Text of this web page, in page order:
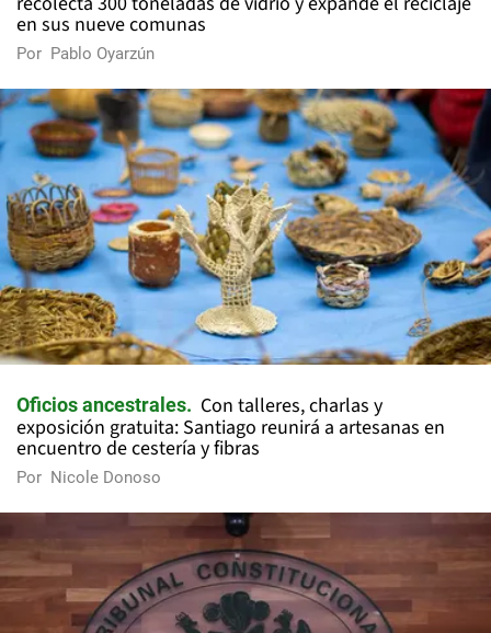
en sus nueve comunas
Por Pablo Oyarzún
Oficios ancestrales
Con talleres, charlas y
exposición gratuita: Santiago reunirá a artesanas en
encuentro de cestería y fibras
Por Nicole Donoso